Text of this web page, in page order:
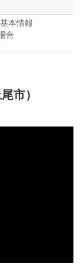
本情報
合
市）